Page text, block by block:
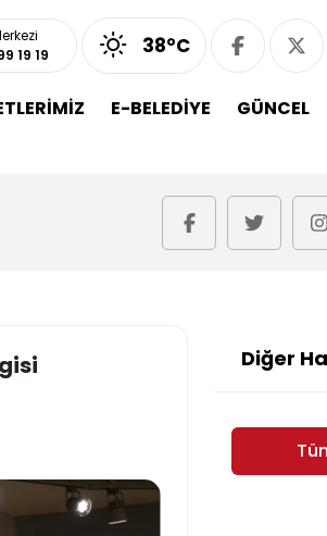
19 19
38°C
E-BELEDİYE GÜNCEL
Diğer